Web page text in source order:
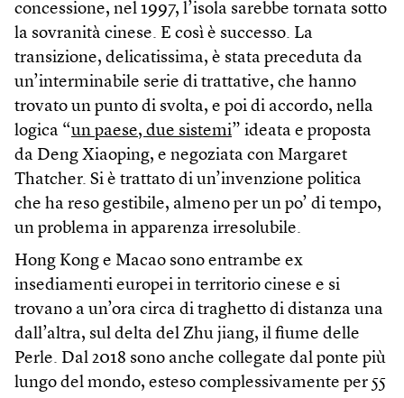
concessione, nel 1997, l’isola sarebbe tornata sotto
la sovranità cinese. E così è successo. La
transizione, delicatissima, è stata preceduta da
un’interminabile serie di trattative, che hanno
trovato un punto di svolta, e poi di accordo, nella
logica “un paese, due sistemi” ideata e proposta
da Deng Xiaoping, e negoziata con Margaret
Thatcher. Si è trattato di un’invenzione politica
che ha reso gestibile, almeno per un po’ di tempo,
un problema in apparenza irresolubile.
Hong Kong e Macao sono entrambe ex
insediamenti europei in territorio cinese e si
trovano a un’ora circa di traghetto di distanza una
dall’altra, sul delta del Zhu jiang, il fiume delle
Perle. Dal 2018 sono anche collegate dal ponte più
lungo del mondo, esteso complessivamente per 55